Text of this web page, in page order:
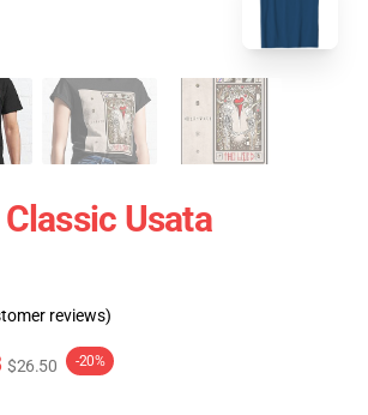
Usata
reviews)
$26.50 -20%